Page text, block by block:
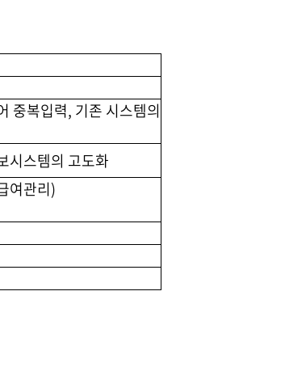
중복입력, 기존 시스템의
시스템의 고도화
여관리)